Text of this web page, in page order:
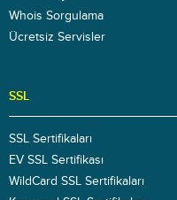
Whois Sorgulama
Ücretsiz Servisler
SSL
SSL Sertifikaları
EV SSL Sertifikası
WildCard SSL Sertifikaları